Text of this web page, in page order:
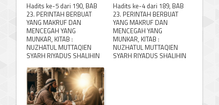
Hadits ke-5 dari 190, BAB
23. PERINTAH BERBUAT
YANG MAKRUF DAN
MENCEGAH YANG
MUNKAR, KITAB :
NUZHATUL MUTTAQIEN
SYARH RIYADUS SHALIHIN
Hadits ke-4 dari 189, BAB
23. PERINTAH BERBUAT
YANG MAKRUF DAN
MENCEGAH YANG
MUNKAR, KITAB :
NUZHATUL MUTTAQIEN
SYARH RIYADUS SHALIHIN